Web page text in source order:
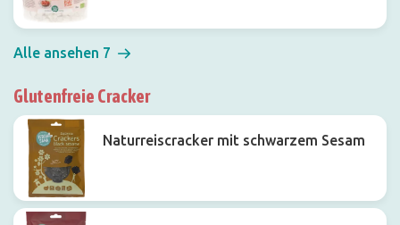
Alle ansehen 7
Glutenfreie Cracker
Naturreiscracker mit schwarzem Sesam